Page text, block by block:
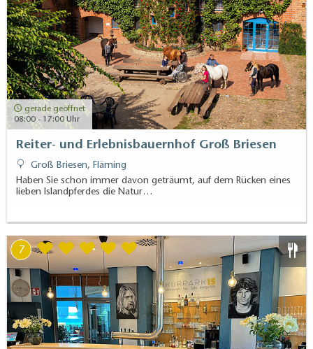
gerade geöffnet
08:00 - 17:00 Uhr
Reiter- und Erlebnisbauernhof Groß Briesen
Groß Briesen, Fläming
Haben Sie schon immer davon geträumt, auf dem Rücken eines
lieben Islandpferdes die Natur…
7